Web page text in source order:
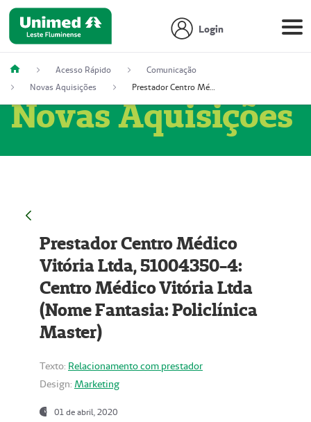
Login
Acesso Rápido
Comunicação
Novas Aquisições
Prestador Centro Médico Vitória Ltda, 51004350-4: Centro Médico Vitória Ltda (Nome Fantasia: Policlínica Master)
Novas Aquisições
Prestador Centro Médico
Vitória Ltda, 51004350-4:
Centro Médico Vitória Ltda
(Nome Fantasia: Policlínica
Master)
Texto: Relacionamento com prestador
Design: Marketing
01 de abril, 2020